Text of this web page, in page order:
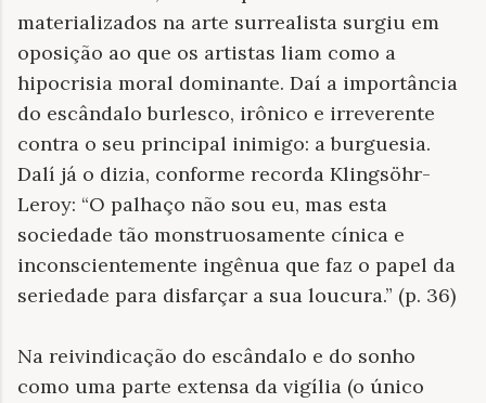
materializados na arte surrealista surgiu em
oposição ao que os artistas liam como a
hipocrisia moral dominante. Daí a importância
do escândalo burlesco, irônico e irreverente
contra o seu principal inimigo: a burguesia.
Dalí já o dizia, conforme recorda Klingsöhr-
Leroy: “O palhaço não sou eu, mas esta
sociedade tão monstruosamente cínica e
inconscientemente ingênua que faz o papel da
seriedade para disfarçar a sua loucura.” (p. 36)
Na reivindicação do escândalo e do sonho
como uma parte extensa da vigília (o único